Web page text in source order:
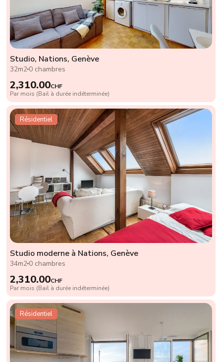
Studio, Nations, Genève
32m2 0 chambres
2,310.00CHF
Par mois (Bail à durée indéterminée)
Résidentiel
Studio moderne à Nations, Genève
34m2 0 chambres
2,310.00CHF
Par mois (Bail à durée indéterminée)
Résidentiel